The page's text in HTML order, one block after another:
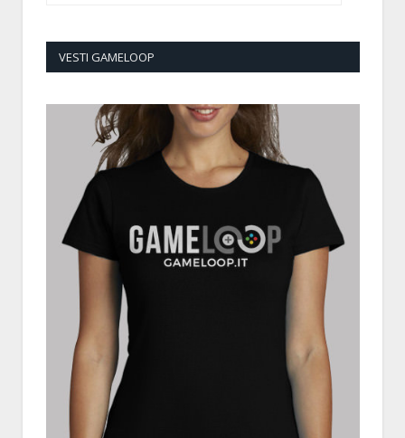
VESTI GAMELOOP